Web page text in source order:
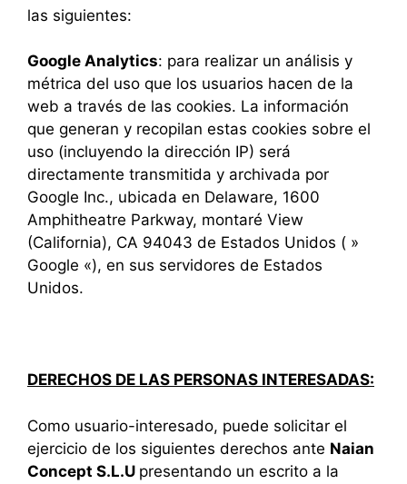
las siguientes:
Google Analytics: para realizar un análisis y
métrica del uso que los usuarios hacen de la
web a través de las cookies. La información
que generan y recopilan estas cookies sobre el
uso (incluyendo la dirección IP) será
directamente transmitida y archivada por
Google Inc., ubicada en Delaware, 1600
Amphitheatre Parkway, montaré View
(California), CA 94043 de Estados Unidos ( »
Google «), en sus servidores de Estados
Unidos.
DERECHOS DE LAS PERSONAS INTERESADAS:
Como usuario-interesado, puede solicitar el
ejercicio de los siguientes derechos ante Naian
Concept S.L.U presentando un escrito a la